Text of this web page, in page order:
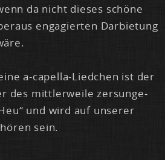
da nicht die­ses schö­ne
en­ga­gier­ten Dar­bie­tung
a-ca­pel­la-Lied­chen ist der
des mitt­ler­wei­le zer­sun­ge­
und wird auf un­se­rer
sein.